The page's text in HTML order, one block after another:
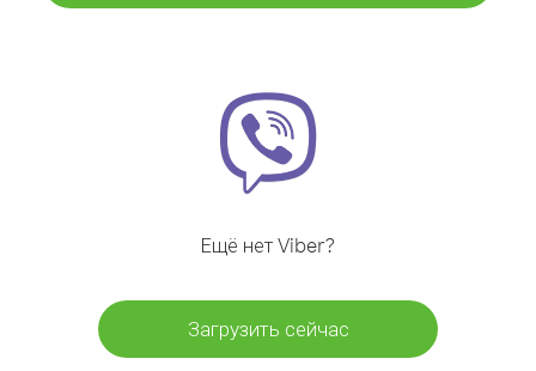
Ещё нет Viber?
Загрузить сейчас